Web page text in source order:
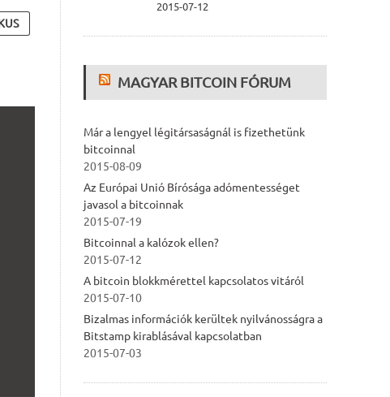
2015-07-12
MAGYAR BITCOIN FÓRUM
Már a lengyel légitársaságnál is fizethetünk
bitcoinnal
2015-08-09
Az Európai Unió Bírósága adómentességet
javasol a bitcoinnak
2015-07-19
Bitcoinnal a kalózok ellen?
2015-07-12
A bitcoin blokkmérettel kapcsolatos vitáról
2015-07-10
Bizalmas információk kerültek nyilvánosságra a
Bitstamp kirablásával kapcsolatban
2015-07-03